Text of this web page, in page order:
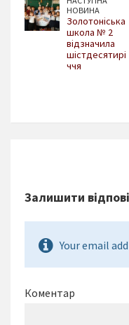
НОВИНА
Золотоніська
школа № 2
відзначила
шістдесятирі
ччя
Залишити
Your email
Коментар